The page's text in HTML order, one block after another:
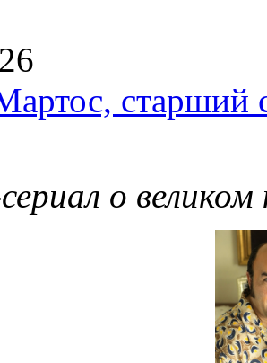
старший
о великом